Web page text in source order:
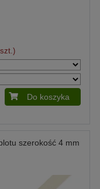
Do koszyka
szerokość 4 mm